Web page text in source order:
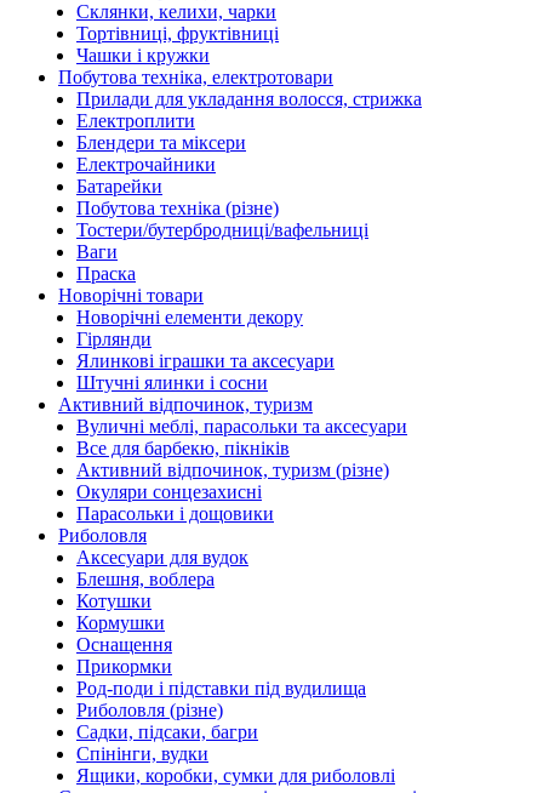
Склянки, келихи, чарки
Тортівниці, фруктівниці
Чашки і кружки
Побутова техніка, електротовари
Прилади для укладання волосся, стрижка
Електроплити
Блендери та міксери
Електрочайники
Батарейки
Побутова техніка (різне)
Тостери/бутербродниці/вафельниці
Ваги
Праска
Новорічні товари
Новорічні елементи декору
Гірлянди
Ялинкові іграшки та аксесуари
Штучні ялинки і сосни
Активний відпочинок, туризм
Вуличні меблі, парасольки та аксесуари
Все для барбекю, пікніків
Активний відпочинок, туризм (різне)
Окуляри сонцезахисні
Парасольки і дощовики
Риболовля
Аксесуари для вудок
Блешня, воблера
Котушки
Кормушки
Оснащення
Прикормки
Род-поди і підставки під вудилища
Риболовля (різне)
Садки, підсаки, багри
Спінінги, вудки
Ящики, коробки, сумки для риболовлі